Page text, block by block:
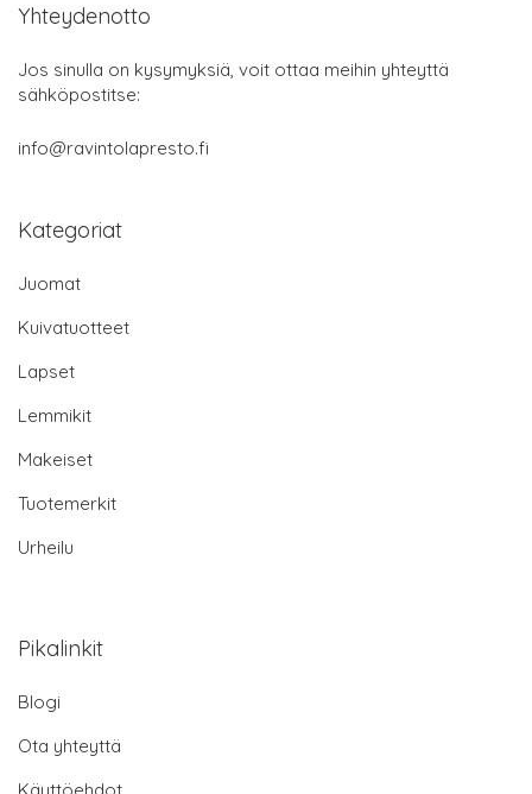
Yhteydenotto
Jos sinulla on kysymyksiä, voit ottaa meihin yhteyttä
sähköpostitse:
info@ravintolapresto.fi
Kategoriat
Juomat
Kuivatuotteet
Lapset
Lemmikit
Makeiset
Tuotemerkit
Urheilu
Pikalinkit
Blogi
Ota yhteyttä